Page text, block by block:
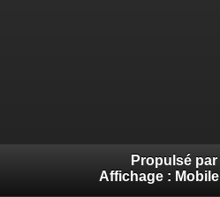
Propulsé par
Affichage : Mobile